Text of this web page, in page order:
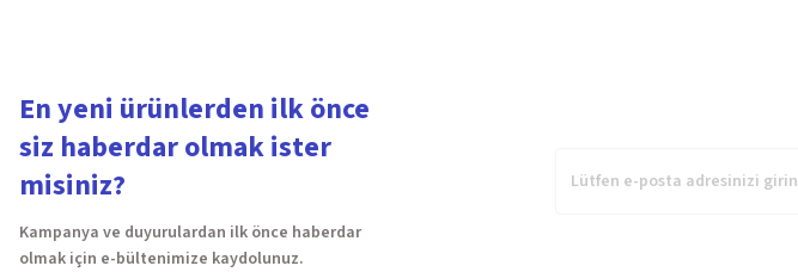
En yeni ürünlerden ilk önce
siz haberdar olmak ister
misiniz?
Kampanya ve duyurulardan ilk önce haberdar
olmak için e-bültenimize kaydolunuz.